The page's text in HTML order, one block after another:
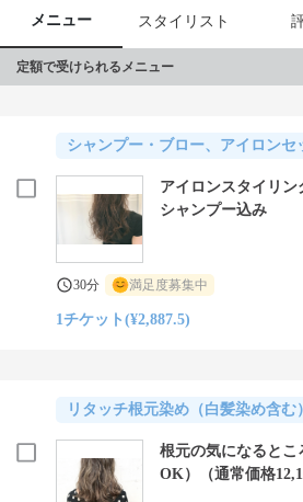
メニュー スタイリスト
定額で受けられるメニュー
シャンプー・ブロー、アイロンセ
アイロンスタイリン
シャンプー込み
30分 満足度募集中
1チケット(¥2,887.5)
リタッチ根元染め（白髪染め含む）
根元の気になるとこ
OK）（通常価格